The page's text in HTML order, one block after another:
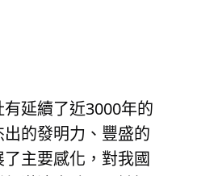
延續了近3000年的
的發明力、豐盛的
主要感化，對我國